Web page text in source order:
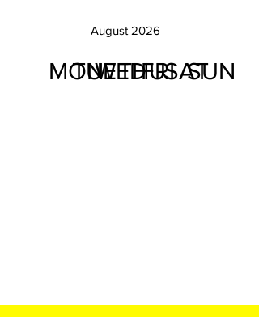
August 2026
MON
TUEWED
THU
FRISATSUN